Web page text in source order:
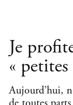
Je
« petites
Aujourd’hui,